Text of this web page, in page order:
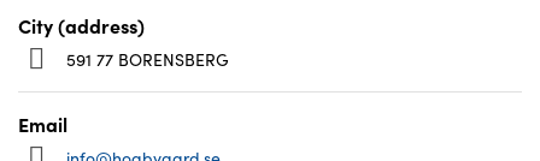
City (address)
591 77 BORENSBERG
Email